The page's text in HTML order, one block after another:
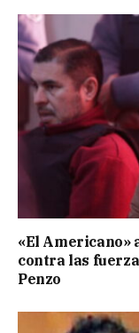
«El Americano»
contra las
Penzo